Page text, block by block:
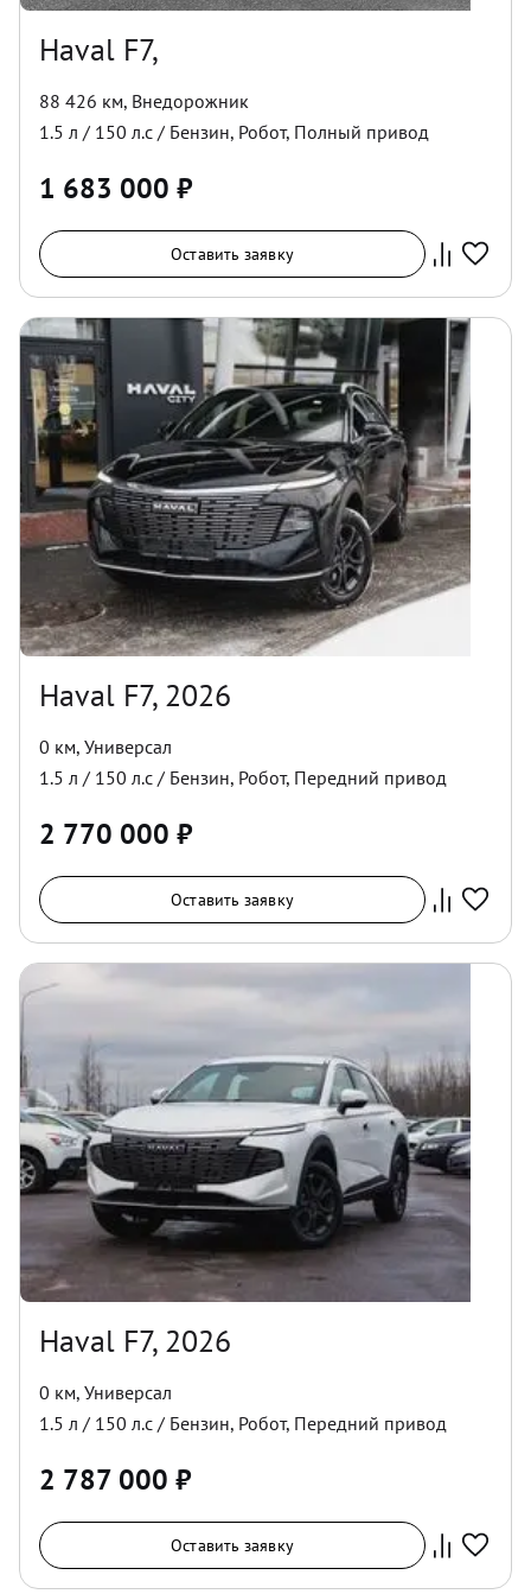
Haval F7,
88 426 км, Внедорожник
1.5 л / 150 л.с / Бензин, Робот, Полный привод
1 683 000 ₽
Оставить заявку
Haval F7, 2026
0 км, Универсал
1.5 л / 150 л.с / Бензин, Робот, Передний привод
2 770 000 ₽
Оставить заявку
Haval F7, 2026
0 км, Универсал
1.5 л / 150 л.с / Бензин, Робот, Передний привод
2 787 000 ₽
Оставить заявку